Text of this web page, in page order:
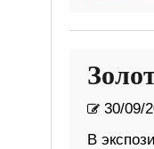
30/09/
В